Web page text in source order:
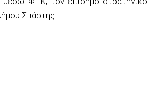
Σπάρτης.